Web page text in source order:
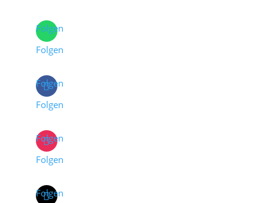
Folgen
Folgen
Folgen
Folgen
Folgen
Folgen
Folgen